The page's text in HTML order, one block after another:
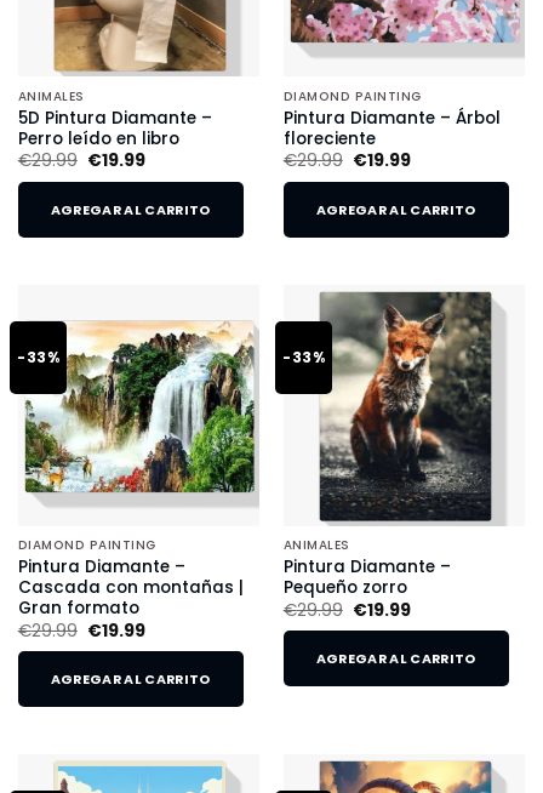
ANIMALES
5D Pintura Diamante –
Perro leído en libro
€29.99 €19.99
AGREGAR AL CARRITO
DIAMOND PAINTING
Pintura Diamante – Árbol
floreciente
€29.99 €19.99
AGREGAR AL CARRITO
-33%
DIAMOND PAINTING
Pintura Diamante –
Cascada con montañas |
Gran formato
€29.99 €19.99
AGREGAR AL CARRITO
-33%
ANIMALES
Pintura Diamante –
Pequeño zorro
€29.99 €19.99
AGREGAR AL CARRITO